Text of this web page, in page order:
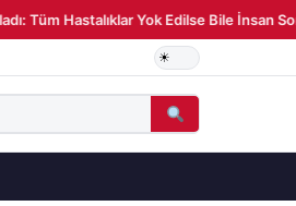
Tüm Hastalıklar Yok Edilse Bile İnsan